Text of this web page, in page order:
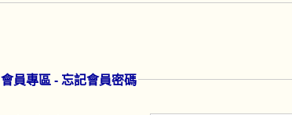
會員專區 - 忘記會員密碼